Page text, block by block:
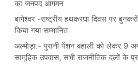
का जनपद आगमन
बागेश्वर -राष्ट्रीय हथकरघा दिवस पर
किया गया सम्मानित
अल्मोड़ा:- पुरानी पेंशन बहाली को लेकर 9
सामूहिक उपवास, सभी राजनीतिक दलों के